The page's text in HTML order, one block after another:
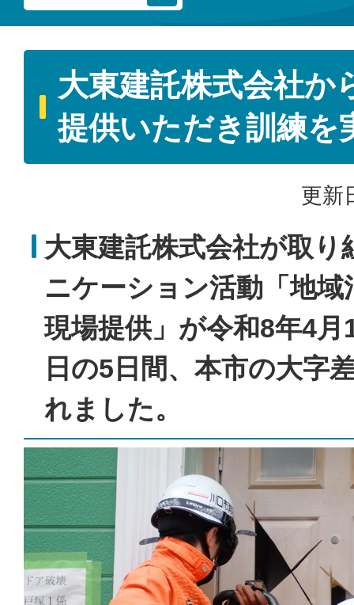
大東建託株式会社か
提供いただき訓練を
更新
大東建託株式会社が取り
ニケーション活動「地
現場提供」が令和8年4
日の5日間、本市の大字
れました。